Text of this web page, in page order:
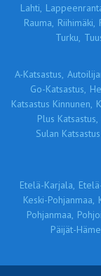
Lahti,
Rauma, Riihimäki,
Turku,
A-Katsastus,
Go-Katsastus,
Katsastus Kinnunen,
Plus Katsastus,
Sulan
Etelä-Karjala,
Keski-Pohjanmaa,
Pohjanmaa,
Päijät-